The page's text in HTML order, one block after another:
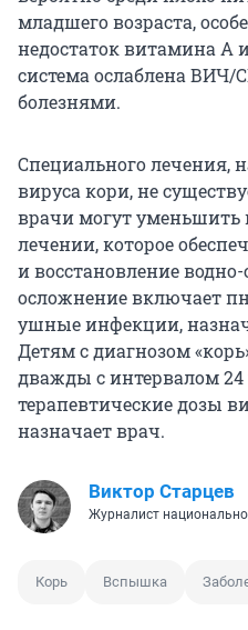
младшего возраста,
недостаток витамина А
система ослаблена
болезнями.
Специального лечения,
вируса кори, не
врачи могут
лечении, которое
и восстановление
осложнение включает
ушные инфекции,
Детям с диагнозом
дважды с интервалом 24
терапевтические дозы
назначает врач.
Виктор Старцев
Журналист
Корь Вспышка